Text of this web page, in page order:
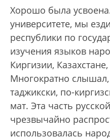
Хорошо была
университете, мы
республики по
изучения языков
Киргизии,
Многократно
таджикски, по-
мат. Эта часть
чрезвычайно
использовалась